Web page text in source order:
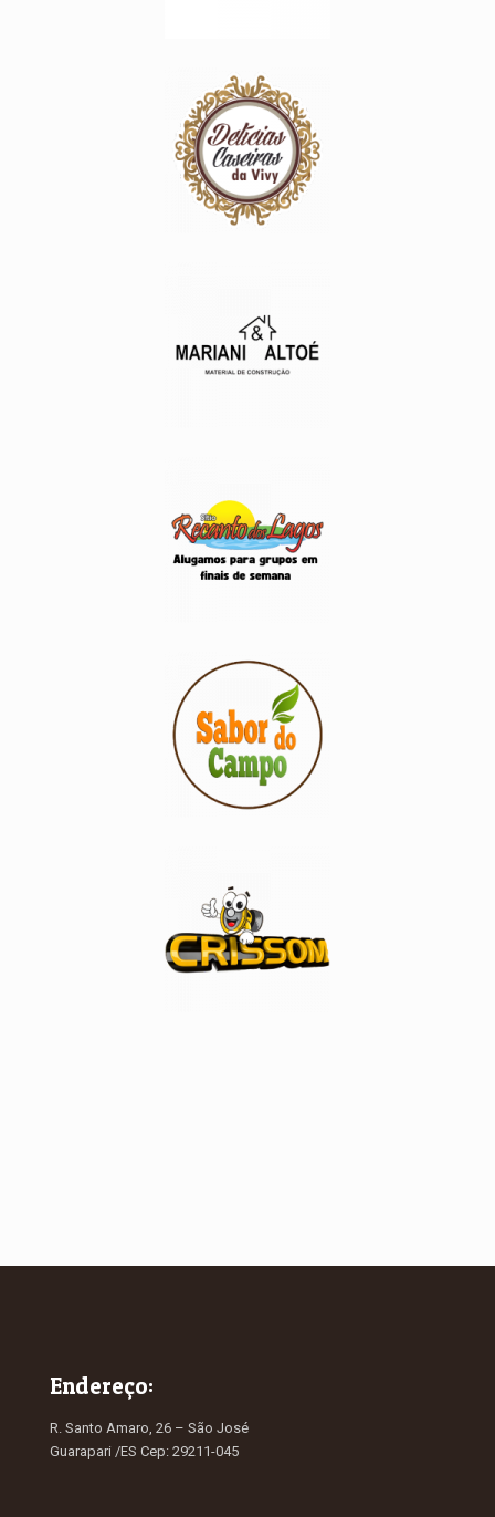
Endereço:
R. Santo Amaro, 26 – São José
Guarapari /ES Cep: 29211-045